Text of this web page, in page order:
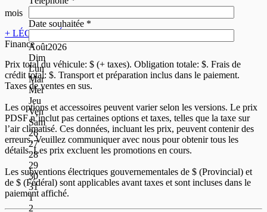
Date souhaitée *
Août2026
Dim
Lun
Mar
Mer
Jeu
Ven
Sam
26
27
28
29
30
31
1
2
mois
+ LÉGAL - LÉGAL
Finance
Prix total du véhicule: $ (+ taxes). Obligation totale: $. Frais de
crédit total: $. Transport et préparation inclus dans le paiement.
Taxes de ventes en sus.
Les options et accessoires peuvent varier selon les versions. Le prix
PDSF n’inclut pas certaines options et taxes, telles que la taxe sur
l’air climatisé. Ces données, incluant les prix, peuvent contenir des
erreurs. Veuillez communiquer avec nous pour obtenir tous les
détails. Les prix excluent les promotions en cours.
Les subventions électriques gouvernementales de $ (Provincial) et
de $ (Fédéral) sont applicables avant taxes et sont incluses dans le
paiement affiché.